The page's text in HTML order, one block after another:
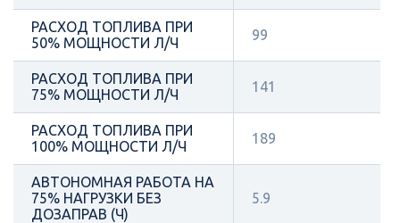
РАСХОД ТОПЛИВА ПРИ
50% МОЩНОСТИ Л/Ч
99
РАСХОД ТОПЛИВА ПРИ
75% МОЩНОСТИ Л/Ч
141
РАСХОД ТОПЛИВА ПРИ
100% МОЩНОСТИ Л/Ч
189
АВТОНОМНАЯ РАБОТА НА
75% НАГРУЗКИ БЕЗ
ДОЗАПРАВ (Ч)
5.9